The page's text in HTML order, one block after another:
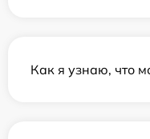
Как я узнаю, что